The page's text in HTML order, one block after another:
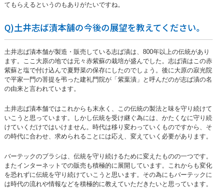
てもらえるというのもありがたいですね。
Q)土井志ば漬本舗の今後の展望を教えてください。
土井志ば漬本舗が製造・販売している志ば漬は、800年以上の伝統があり
ます。ここ大原の地では元々赤紫蘇の栽培が盛んでした。志ば漬はこの赤
紫蘇と塩で付け込んで夏野菜の保存にしたのでしょう。後に大原の寂光院
で平家一門の菩提を弔った建礼門院が「紫葉漬」と呼んだのが志ば漬の名
の由来と言われています。
土井志ば漬本舗ではこれからも末永く、この伝統の製法と味を守り続けて
いこうと思っています。しかし伝統を受け継ぐ為には、かたくなに守り続
けていくだけではいけません。時代は移り変わっていくものですから、そ
の時代に合わせ、求められることには応え、変えていく必要があります。
バーテックのブラシは、伝統を守り続けるために変えたものの一つです。
またインターネットでの販売も積極的に展開しています。これからも変化
を恐れずに伝統を守り続けていこうと思います。その為にもバーテックに
は時代の流れや情報などを積極的に教えていただきたいと思っています。